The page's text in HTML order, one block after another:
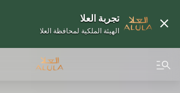
تجربة العلا
الهيئة الملكية لمحافظة العلا